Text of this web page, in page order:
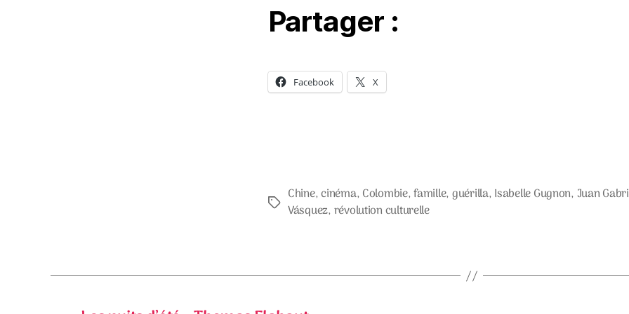
Partager :
Facebook X
Étiquettes
Chine,cinéma,Colombie,famille,guérilla,Isabelle Gugnon,Juan
Vásquez,révolution culturelle